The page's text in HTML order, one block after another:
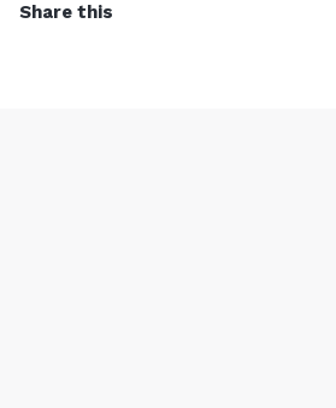
Share this